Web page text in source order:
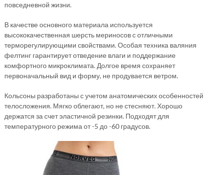
повседневной жизни.
В качестве основного материала используется
высококачественная шерсть мериносов с отличными
терморегулирующими свойствами. Особая техника валяния
фелтинг гарантирует отведение влаги и поддержание
комфортного микроклимата. Долгое время сохраняет
первоначальный вид и форму, не продувается ветром.
Кольсоны разработаны с учетом анатомических особенностей
телосложения. Мягко облегают, но не стесняют. Хорошо
держатся за счет эластичной резинки. Подходят для
температурного режима от -5 до -60 градусов.